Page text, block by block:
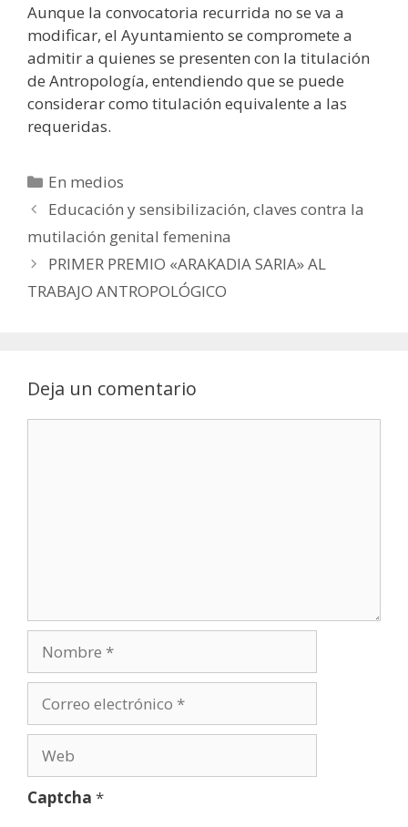
Aunque la convocatoria recurrida no se va a
modificar, el Ayuntamiento se compromete a
admitir a quienes se presenten con la titulación
de Antropología, entendiendo que se puede
considerar como titulación equivalente a las
requeridas.
Categorías
En medios
Educación y sensibilización, claves contra la
mutilación genital femenina
PRIMER PREMIO «ARAKADIA SARIA» AL
TRABAJO ANTROPOLÓGICO
Deja un comentario
electrónico
Captcha *